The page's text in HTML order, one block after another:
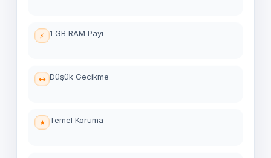
1 GB RAM Payı
Düşük Gecikme
Temel Koruma